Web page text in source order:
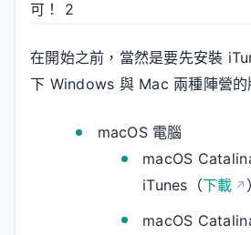
在開始之前，當然是要先安裝
下 Windows 與 Mac 兩種陣營的
macOS 電腦
macOS
iTunes（下載
macOS